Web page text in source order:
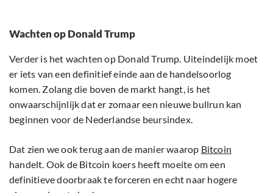
Wachten op Donald Trump
Verder is het wachten op Donald Trump. Uiteindelijk moet
er iets van een definitief einde aan de handelsoorlog
komen. Zolang die boven de markt hangt, is het
onwaarschijnlijk dat er zomaar een nieuwe bullrun kan
beginnen voor de Nederlandse beursindex.
Dat zien we ook terug aan de manier waarop Bitcoin
handelt. Ook de Bitcoin koers heeft moeite om een
definitieve doorbraak te forceren en echt naar hogere